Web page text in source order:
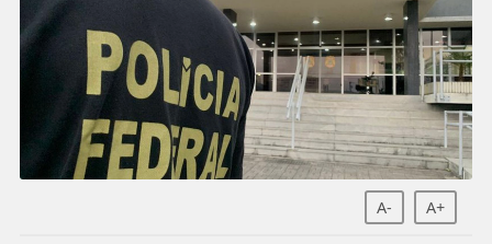
A- A+